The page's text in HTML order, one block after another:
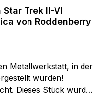
von 5 von 5 Sternen
von Roddenberry
Metallwerkstatt, in der
wurden!
Dieses Stück wurde